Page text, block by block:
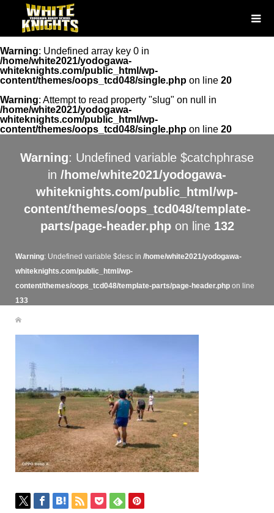
Warning: Undefined array key 0 in
/home/white2021/yodogawa-
whiteknights.com/public_html/wp-
content/themes/oops_tcd048/single.php on line 20
Warning: Attempt to read property "slug" on null in
/home/white2021/yodogawa-
whiteknights.com/public_html/wp-
content/themes/oops_tcd048/single.php on line 20
Warning: Undefined variable $catchphrase
in /home/white2021/yodogawa-
whiteknights.com/public_html/wp-
content/themes/oops_tcd048/template-
parts/page-header.phpon line 132
Warning: Undefined variable $desc in /home/white2021/yodogawa-
whiteknights.com/public_html/wp-
content/themes/oops_tcd048/template-parts/page-header.phpon line
133